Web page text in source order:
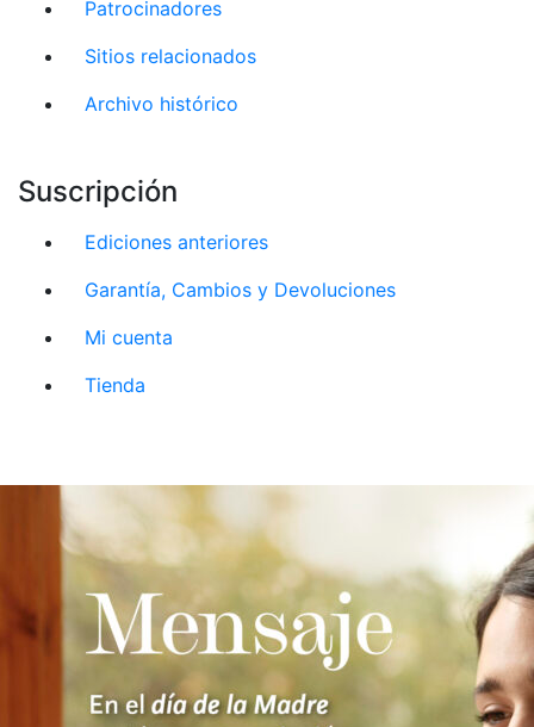
Patrocinadores
Sitios relacionados
Archivo histórico
Suscripción
Ediciones anteriores
Garantía, Cambios y Devoluciones
Mi cuenta
Tienda